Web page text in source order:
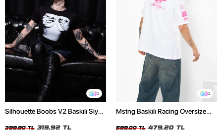
2
Silhouette Boobs V2 Baskılı Siyah
399,90 TL 319,92 TL
2
Mstng Baskılı Racing Oversize
599,00 TL 479,20 TL